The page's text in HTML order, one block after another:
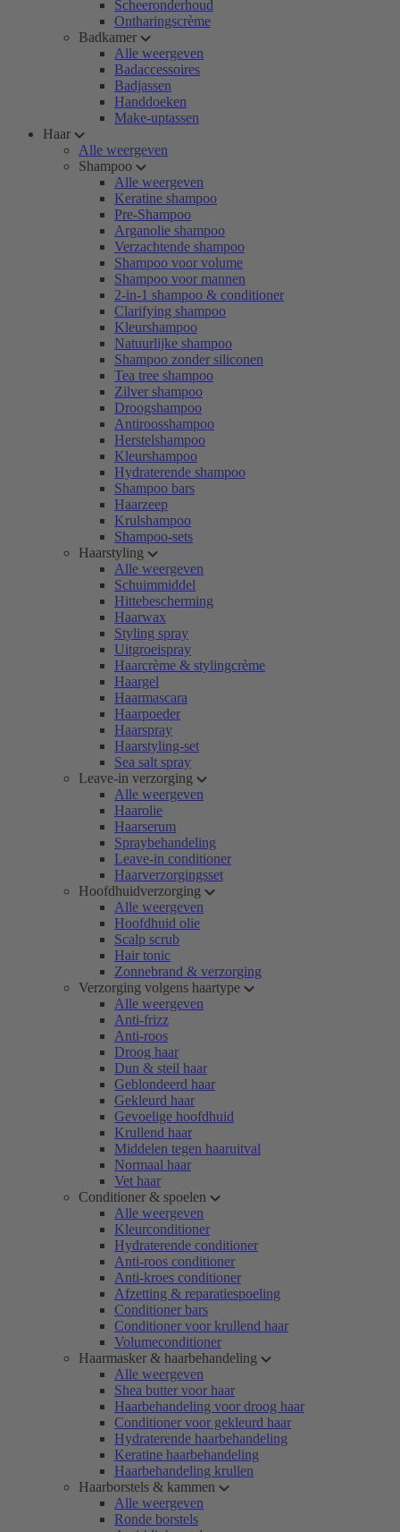
Scheeronderhoud
Ontharingscrème
Badkamer
Alle weergeven
Badaccessoires
Badjassen
Handdoeken
Make-uptassen
Haar
Alle weergeven
Shampoo
Alle weergeven
Keratine shampoo
Pre-Shampoo
Arganolie shampoo
Verzachtende shampoo
Shampoo voor volume
Shampoo voor mannen
2-in-1 shampoo & conditioner
Clarifying shampoo
Kleurshampoo
Natuurlijke shampoo
Shampoo zonder siliconen
Tea tree shampoo
Zilver shampoo
Droogshampoo
Antiroosshampoo
Herstelshampoo
Kleurshampoo
Hydraterende shampoo
Shampoo bars
Haarzeep
Krulshampoo
Shampoo-sets
Haarstyling
Alle weergeven
Schuimmiddel
Hittebescherming
Haarwax
Styling spray
Uitgroeispray
Haarcrème & stylingcrème
Haargel
Haarmascara
Haarpoeder
Haarspray
Haarstyling-set
Sea salt spray
Leave-in verzorging
Alle weergeven
Haarolie
Haarserum
Spraybehandeling
Leave-in conditioner
Haarverzorgingsset
Hoofdhuidverzorging
Alle weergeven
Hoofdhuid olie
Scalp scrub
Hair tonic
Zonnebrand & verzorging
Verzorging volgens haartype
Alle weergeven
Anti-frizz
Anti-roos
Droog haar
Dun & steil haar
Geblondeerd haar
Gekleurd haar
Gevoelige hoofdhuid
Krullend haar
Middelen tegen haaruitval
Normaal haar
Vet haar
Conditioner & spoelen
Alle weergeven
Kleurconditioner
Hydraterende conditioner
Anti-roos conditioner
Anti-kroes conditioner
Afzetting & reparatiespoeling
Conditioner bars
Conditioner voor krullend haar
Volumeconditioner
Haarmasker & haarbehandeling
Alle weergeven
Shea butter voor haar
Haarbehandeling voor droog haar
Conditioner voor gekleurd haar
Hydraterende haarbehandeling
Keratine haarbehandeling
Haarbehandeling krullen
Haarborstels & kammen
Alle weergeven
Ronde borstels